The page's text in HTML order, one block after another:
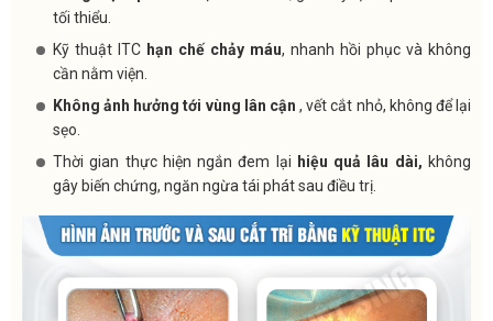
tối thiểu.
Kỹ thuật ITC hạn chế chảy máu, nhanh hồi phục và không
cần nằm viện.
Không ảnh hưởng tới vùng lân cận , vết cắt nhỏ, không để lại
sẹo.
Thời gian thực hiện ngắn đem lại hiệu quả lâu dài, không
gây biến chứng, ngăn ngừa tái phát sau điều trị.